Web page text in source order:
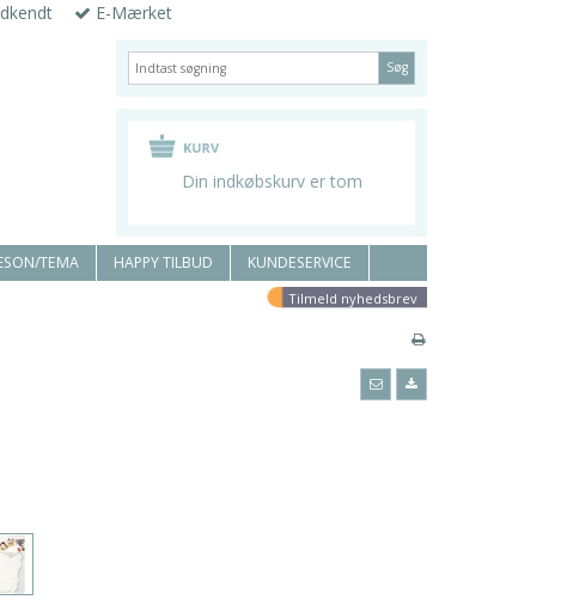
E-Mærket
Søg
Din indkøbskurv er tom
TEMA HAPPY TILBUD KUNDESERVICE
Tilmeld nyhedsbrev